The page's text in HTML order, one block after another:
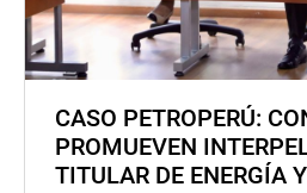
CASO PETROPERÚ:
PROMUEVEN
TITULAR DE ENERGÍA